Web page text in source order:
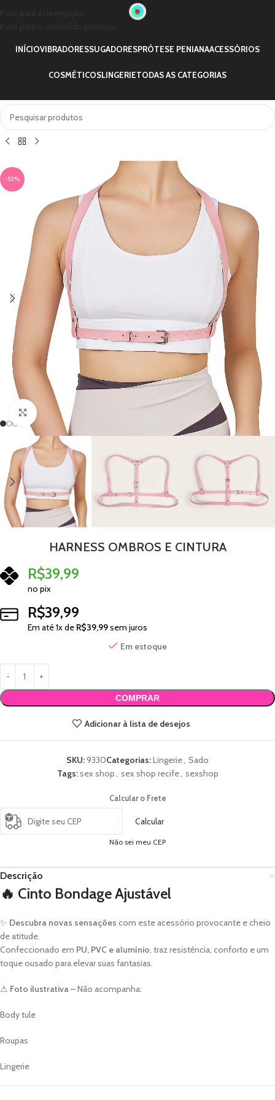
INÍCIOVIBRADORESSUGADORESPRÓTESE PENIANAACESSÓRIOS
COSMÉTICOSLINGERIETODAS AS CATEGORIAS
-53%
Clique para ampliar
HARNESS OMBROS E CINTURA
R$39,99
no pix
R$39,99
Em até1x de R$39,99sem juros
Em estoque
COMPRAR
Adicionar à lista de desejos
SKU:9330Categorias:Lingerie, Sado
Tags:sex shop, sex shop recife, sexshop
Calcular o Frete
Calcular
Não sei meu CEP
Descrição
🔥 Cinto Bondage Ajustável
✨ Descubra novas sensações com este acessório provocante e cheio
de atitude.
Confeccionado em PU, PVC e alumínio , traz resistência, conforto e um
toque ousado para elevar suas fantasias.
⚠ Foto ilustrativa – Não acompanha:
Body tule
Roupas
Lingerie